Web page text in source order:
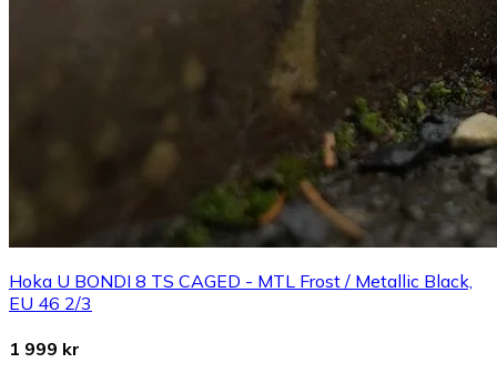
Hoka U BONDI 8 TS CAGED - MTL Frost / Metallic Black,
EU 46 2/3
1 999 kr